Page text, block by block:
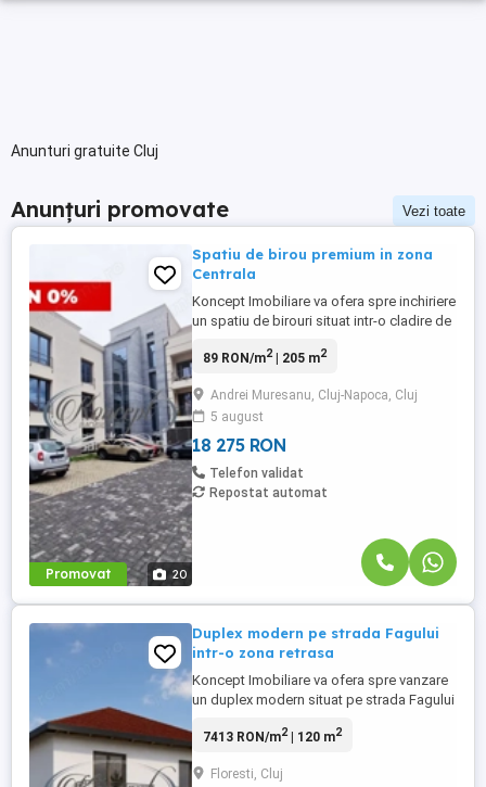
Anunturi gratuite Cluj
Anunțuri promovate Vezi toate
Promovat 20
Spatiu de birou premium in zona
Centrala
Koncept Imobiliare va ofera spre inchiriere
un spatiu de birouri situat intr-o cladire de
locatie strategica pentru companii care isi
mediu profesional de top. Spatiul este
amplasat la etajul 2 al imobilului si
beneficiaza ...
89 RON/m2| 205 m2
Andrei Muresanu, Cluj-Napoca, Cluj
5 august
18 275 RON
Telefon validat
Repostat automat
Duplex modern pe strada Fagului
intr-o zona retrasa
Koncept Imobiliare va ofera spre vanzare
un duplex modern situat pe strada Fagului
apreciata pentru liniste, accesibilitate si
o strada infundata, chiar la capatul
7413 RON/m2| 120 m2
Floresti, Cluj